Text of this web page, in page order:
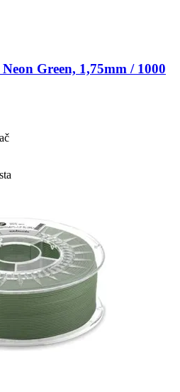
Green, 1,75mm / 1000